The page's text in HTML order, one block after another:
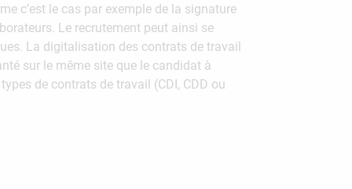
c’est le cas par exemple de la signature
Le recrutement peut ainsi se
La digitalisation des contrats de travail
sur le même site que le candidat à
de contrats de travail (CDI, CDD ou